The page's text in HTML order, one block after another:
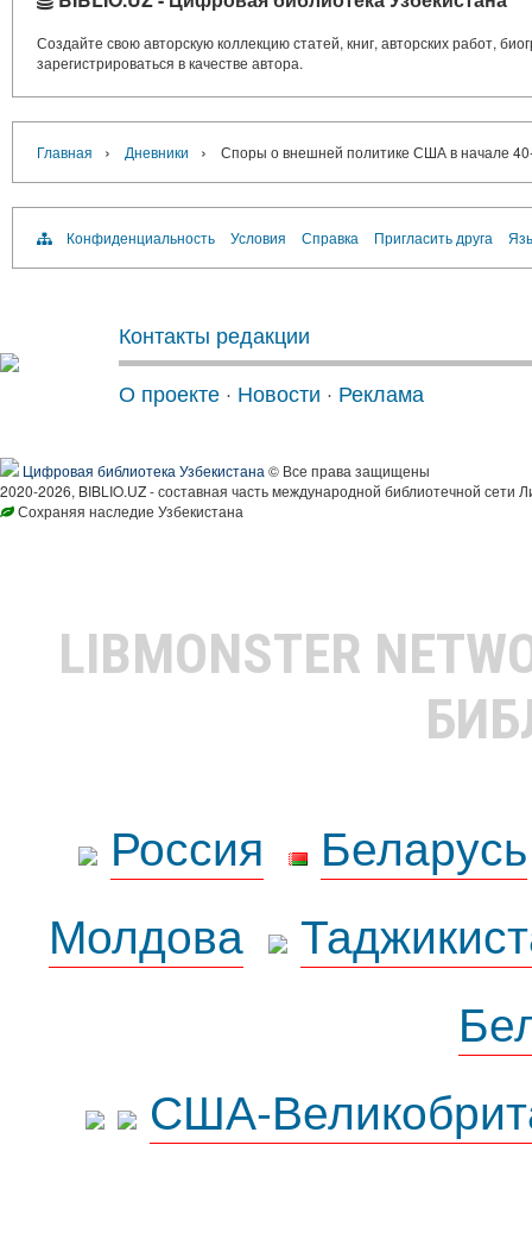
Создайте свою авторскую коллекцию статей, книг, авторских работ,
зарегистрироваться в качестве автора.
Главная › Дневники › Споры о внешней политике США в начале
Конфиденциальность Условия Справка Пригласить друга
Контакты редакции
О проекте · Новости · Реклама
Цифровая библиотека Узбекистана © Все права защищены
2020-2026, BIBLIO.UZ - составная часть международной библиотечной сети
Сохраняя наследие Узбекистана
LIBMONSTER
Россия
Беларусь
Молдова
США-